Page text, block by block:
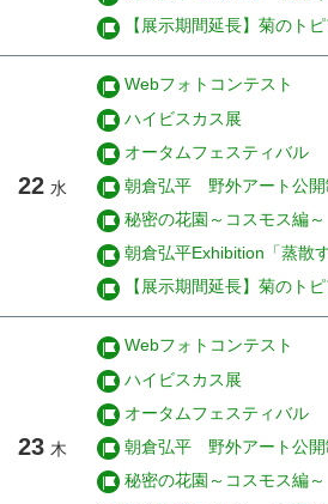
【展示期間延長】菊のト
22 水
Webフォトコンテスト
ハイビスカス展
オータムフェスティバル
朝倉弘平 野外アート公
秘密の花園～コスモス編～
朝倉弘平Exhibition「蒸散
【展示期間延長】菊のト
23 木
Webフォトコンテスト
ハイビスカス展
オータムフェスティバル
朝倉弘平 野外アート公
秘密の花園～コスモス編～